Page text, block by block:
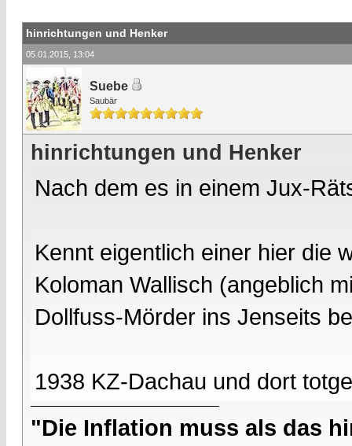
hinrichtungen und Henker
05.01.2015, 13:04
Suebe
Saubär
hinrichtungen und Henker
Nach dem es in einem Jux-
Kennt eigentlich einer hier die
Koloman Wallisch (angeblich
Dollfuss-Mörder ins Jenseits
1938 KZ-Dachau und dort
"Die Inflation muss als das